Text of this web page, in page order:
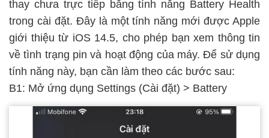
thay chưa trực tiếp bằng tính năng Battery Health
trong cài đặt. Đây là một tính năng mới được Apple
giới thiệu từ iOS 14.5, cho phép bạn xem thông tin
về tình trạng pin và hoạt động của máy. Để sử dụng
tính năng này, bạn cần làm theo các bước sau:
B1: Mở ứng dụng Settings (Cài đặt) > Battery